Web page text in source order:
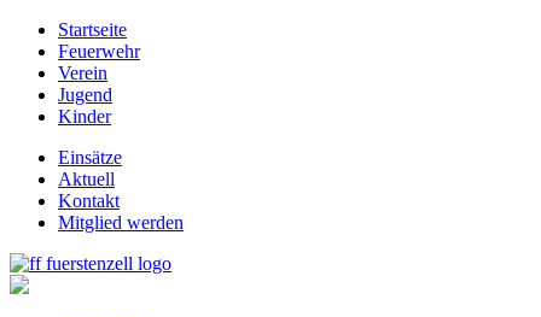
Startseite
Feuerwehr
Verein
Jugend
Kinder
Einsätze
Aktuell
Kontakt
Mitglied werden